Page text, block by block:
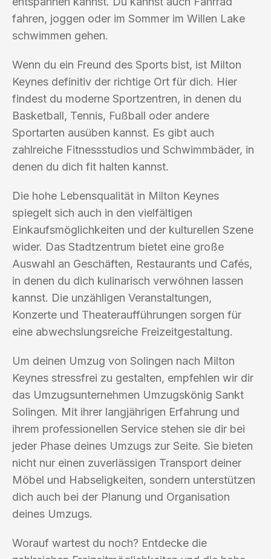
fahren, joggen oder im Sommer im Willen Lake
schwimmen gehen.
Wenn du ein Freund des Sports bist, ist Milton
Keynes definitiv der richtige Ort für dich. Hier
findest du moderne Sportzentren, in denen du
Basketball, Tennis, Fußball oder andere
Sportarten ausüben kannst. Es gibt auch
zahlreiche Fitnessstudios und Schwimmbäder, in
denen du dich fit halten kannst.
Die hohe Lebensqualität in Milton Keynes
spiegelt sich auch in den vielfältigen
Einkaufsmöglichkeiten und der kulturellen Szene
wider. Das Stadtzentrum bietet eine große
Auswahl an Geschäften, Restaurants und Cafés,
in denen du dich kulinarisch verwöhnen lassen
kannst. Die unzähligen Veranstaltungen,
Konzerte und Theateraufführungen sorgen für
eine abwechslungsreiche Freizeitgestaltung.
Um deinen Umzug von Solingen nach Milton
Keynes stressfrei zu gestalten, empfehlen wir dir
das Umzugsunternehmen Umzugskönig Sankt
Solingen. Mit ihrer langjährigen Erfahrung und
ihrem professionellen Service stehen sie dir bei
jeder Phase deines Umzugs zur Seite. Sie bieten
nicht nur einen zuverlässigen Transport deiner
Möbel und Habseligkeiten, sondern unterstützen
dich auch bei der Planung und Organisation
deines Umzugs.
Worauf wartest du noch? Entdecke die